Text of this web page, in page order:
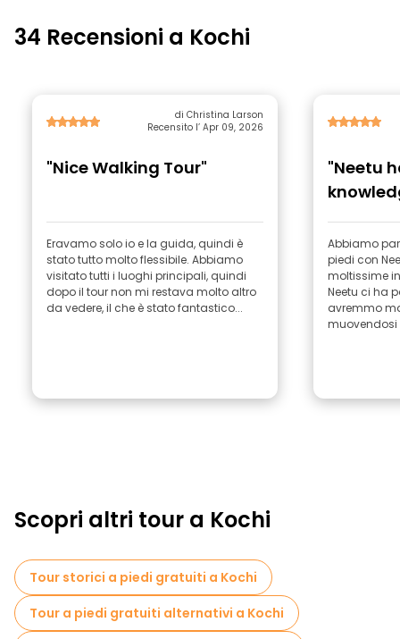
34 Recensioni a Kochi
di Christina Larson
Recensito l’ Apr 09, 2026
"Nice Walking Tour"
Eravamo solo io e la guida, quindi è
stato tutto molto flessibile. Abbiamo
visitato tutti i luoghi principali, quindi
dopo il tour non mi restava molto altro
da vedere, il che è stato fantastico...
"Neetu
Abbiamo
piedi con
moltissime
Neetu ci ha
avremmo
muovendosi
Scopri altri tour a Kochi
Tour storici a piedi gratuiti a Kochi
Tour a piedi gratuiti alternativi a Kochi